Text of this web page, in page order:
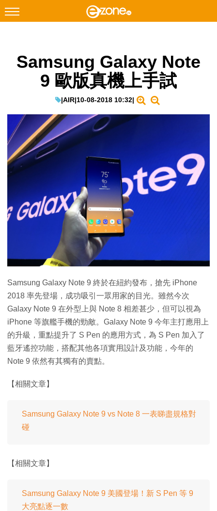
Facebook Instagram
遊戲動漫
教學評測
EduTech
IT Times
生成式AI與雲端應用
Enterprise Digital Transformation
Samsung Galaxy Note
9 歐版真機上手試
|AIR|10-08-2018 10:32|
Samsung Galaxy Note 9 終於在紐約發布，搶先 iPhone
2018 率先登場，成功吸引一眾用家的目光。雖然今次
Galaxy Note 9 在外型上與 Note 8 相差甚少，但可以視為
iPhone 等旗艦手機的勁敵。Galaxy Note 9 今年主打應用上
的升級，重點提升了 S Pen 的應用方式，為 S Pen 加入了
藍牙遙控功能，搭配其他各項實用設計及功能，今年的
Note 9 依然有其獨有的賣點。
【相關文章】
Samsung Galaxy Note 9 vs Note 8 一表睇盡規格對
碰
【相關文章】
Samsung Galaxy Note 9 美國登場！新 S Pen 等 9
大亮點逐一數